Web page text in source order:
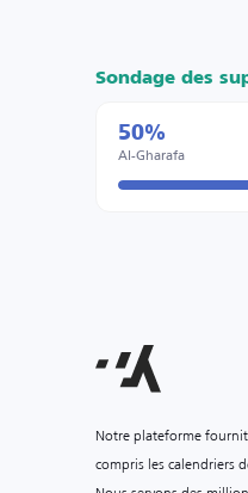
Sondage des
50%
Al-Gharafa
Notre plateforme
compris les calendriers